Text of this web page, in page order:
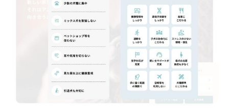
だからこそ、私たちは正しい情報と安心して選べる場所を提
供すべきだと考えています。BreederFamiliesでは、ワンち
ゃんを家族のように愛する「優良ブリーダー」のみを独自の
厳しい基準で厳選し、その評価基準や評価結果をオープンに
しています。これにより、消費者の皆様が安心して子犬やブ
リーダーを選べる環境を整えています。
そして、消費者の皆様が正しい情報をもとに優良ブリーダー
を求めることで、ワンちゃんを家族のように愛する優良ブリ
ーダーが増え、営利優先の「悪徳ブリーダー」が自然と淘汰
される社会を目指しています。目の前の子犬だけでなく、親